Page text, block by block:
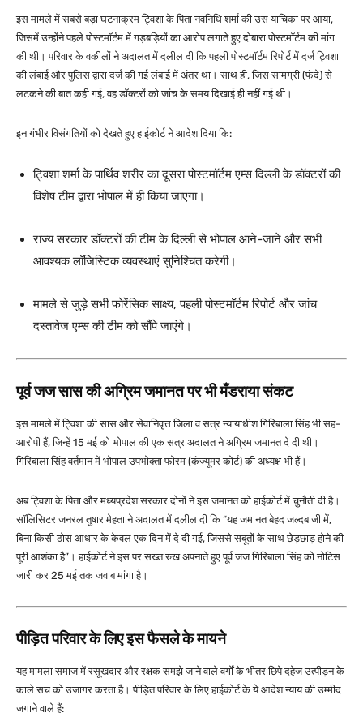
इस मामले में सबसे बड़ा घटनाक्रम ट्विशा के पिता नवनिधि शर्मा की उस याचिका पर आया,
जिसमें उन्होंने पहले पोस्टमॉर्टम में गड़बड़ियों का आरोप लगाते हुए दोबारा पोस्टमॉर्टम की मांग
की थी। परिवार के वकीलों ने अदालत में दलील दी कि पहली पोस्टमॉर्टम रिपोर्ट में दर्ज ट्विशा
की लंबाई और पुलिस द्वारा दर्ज की गई लंबाई में अंतर था। साथ ही, जिस सामग्री (फंदे) से
लटकने की बात कही गई, वह डॉक्टरों को जांच के समय दिखाई ही नहीं गई थी।
इन गंभीर विसंगतियों को देखते हुए हाईकोर्ट ने आदेश दिया कि:
ट्विशा शर्मा के पार्थिव शरीर का दूसरा पोस्टमॉर्टम एम्स दिल्ली के डॉक्टरों की
विशेष टीम द्वारा भोपाल में ही किया जाएगा।
राज्य सरकार डॉक्टरों की टीम के दिल्ली से भोपाल आने-जाने और सभी
आवश्यक लॉजिस्टिक व्यवस्थाएं सुनिश्चित करेगी।
मामले से जुड़े सभी फोरेंसिक साक्ष्य, पहली पोस्टमॉर्टम रिपोर्ट और जांच
दस्तावेज एम्स की टीम को सौंपे जाएंगे।
पूर्व जज सास की अग्रिम जमानत पर भी मँडराया संकट
इस मामले में ट्विशा की सास और सेवानिवृत्त जिला व सत्र न्यायाधीश गिरिबाला सिंह भी सह-
आरोपी हैं, जिन्हें 15 मई को भोपाल की एक सत्र अदालत ने अग्रिम जमानत दे दी थी।
गिरिबाला सिंह वर्तमान में भोपाल उपभोक्ता फोरम (कंज्यूमर कोर्ट) की अध्यक्ष भी हैं।
अब ट्विशा के पिता और मध्यप्रदेश सरकार दोनों ने इस जमानत को हाईकोर्ट में चुनौती दी है।
सॉलिसिटर जनरल तुषार मेहता ने अदालत में दलील दी कि “यह जमानत बेहद जल्दबाजी में,
बिना किसी ठोस आधार के केवल एक दिन में दे दी गई, जिससे सबूतों के साथ छेड़छाड़ होने की
पूरी आशंका है”। हाईकोर्ट ने इस पर सख्त रुख अपनाते हुए पूर्व जज गिरिबाला सिंह को नोटिस
जारी कर 25 मई तक जवाब मांगा है।
पीड़ित परिवार के लिए इस फैसले के मायने
यह मामला समाज में रसूखदार और रक्षक समझे जाने वाले वर्गों के भीतर छिपे दहेज उत्पीड़न के
काले सच को उजागर करता है। पीड़ित परिवार के लिए हाईकोर्ट के ये आदेश न्याय की उम्मीद
जगाने वाले हैं: